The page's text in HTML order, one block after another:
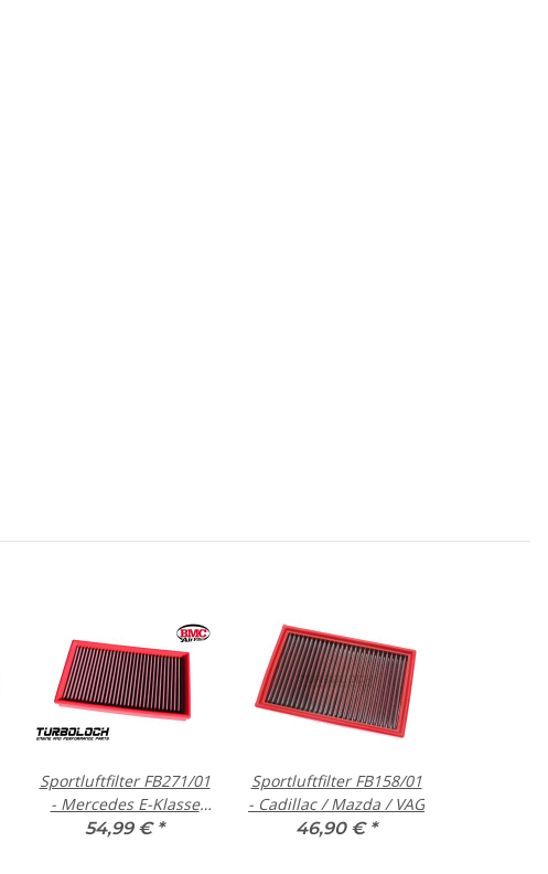
Sportluftfilter FB271/01
- Mercedes E-Klasse
W210 S210 / VW T5 T6
54,99 € *
Sportluftfilter FB158/01
- Cadillac / Mazda / VAG
46,90 € *